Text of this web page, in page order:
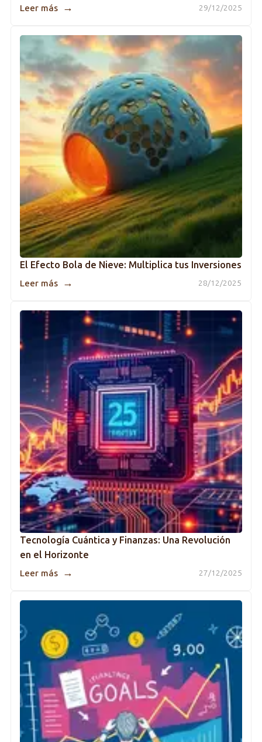
29/12/2025
Leer más →
El Efecto Bola de Nieve: Multiplica tus Inversiones
28/12/2025
Leer más →
Tecnología Cuántica y Finanzas: Una Revolución
en el Horizonte
27/12/2025
Leer más →